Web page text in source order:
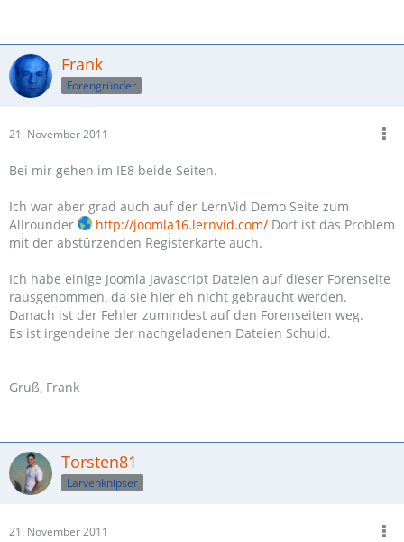
Frank
Forengründer
21. November 2011
Bei mir gehen im IE8 beide Seiten.
Ich war aber grad auch auf der LernVid Demo Seite zum
Allrounder
http://joomla16.lernvid.com/ Dort ist das Problem
mit der abstürzenden Registerkarte auch.
Ich habe einige Joomla Javascript Dateien auf dieser Forenseite
rausgenommen, da sie hier eh nicht gebraucht werden.
Danach ist der Fehler zumindest auf den Forenseiten weg.
Es ist irgendeine der nachgeladenen Dateien Schuld.
Gruß, Frank
Torsten81
Larvenknipser
21. November 2011